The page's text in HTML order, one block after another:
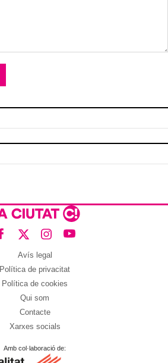
Avís legal
Política de privacitat
Política de cookies
Qui som
Contacte
Xarxes socials
Amb col·laboració de: